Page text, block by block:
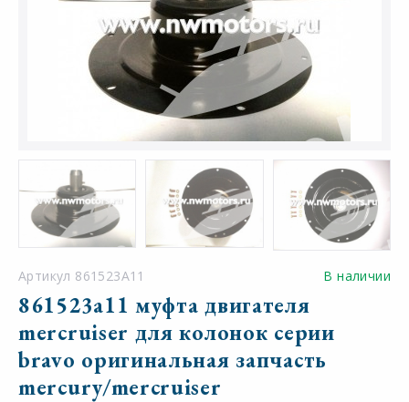
Артикул 861523A11 В наличии
861523a11 муфта двигателя
mercruiser для колонок серии
bravo оригинальная запчасть
mercury/mercruiser